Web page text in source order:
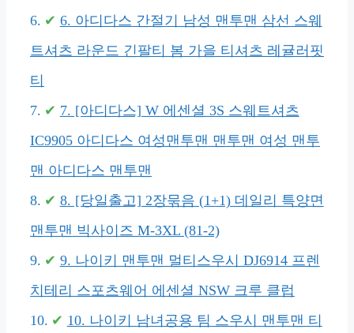
6. 아디다스 간절기 남성 맨투맨 삼선 스웨
트셔츠 라운드 긴팔티 봄 가을 티셔츠 레귤러핏
티
7. [아디다스] W 에센셜 3S 스웨트셔츠
IC9905 아디다스 여성맨투맨 맨투맨 여성 맨투
맨 아디다스 맨투맨
8. [당일출고] 2장묶음 (1+1) 데일리 특양면
맨투맨 빅사이즈 M-3XL (81-2)
9. 나이키 맨투맨 멀티스우시 DJ6914 프렌
치테리 스포츠웨어 에센셜 NSW 크루 클럽
10. 나이키 남녀공용 팀 스우시 맨투맨 티